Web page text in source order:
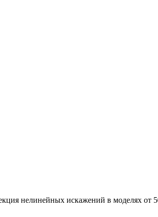
нелинейных искажений в моделях